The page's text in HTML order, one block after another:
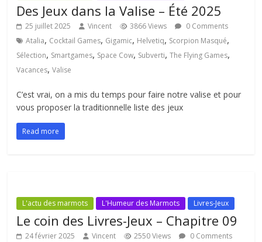
Des Jeux dans la Valise – Été 2025
25 juillet 2025 Vincent 3866 Views
0 Comments
Atalia, Cocktail Games, Gigamic, Helvetiq, Scorpion Masqué,
Sélection, Smartgames, Space Cow, Subverti,The Flying Games,
Vacances,Valise
C’est vrai, on a mis du temps pour faire notre valise et pour
vous proposer la traditionnelle liste des jeux
Read more
L'actu des marmots L'Humeur des Marmots Livres-Jeux
Le coin des Livres-Jeux – Chapitre 09
24 février 2025 Vincent 2550 Views
0 Comments